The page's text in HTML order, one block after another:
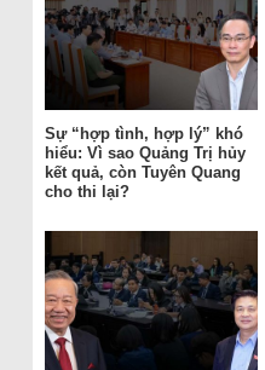
Sự “hợp tình, hợp lý” khó
hiểu: Vì sao Quảng Trị hủy
kết quả, còn Tuyên Quang
cho thi lại?